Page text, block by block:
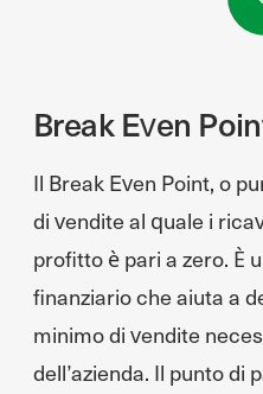
Break Even
Il Break Even Point, o
di vendite al quale i
profitto è pari a zero. È
finanziario che aiuta a
minimo di vendite
dell’azienda. Il punto di